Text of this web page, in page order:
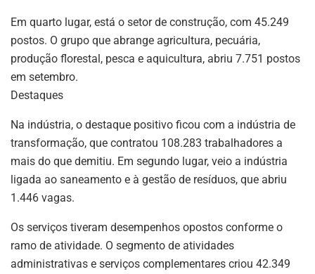
Em quarto lugar, está o setor de construção, com 45.249
postos. O grupo que abrange agricultura, pecuária,
produção florestal, pesca e aquicultura, abriu 7.751 postos
em setembro.
Destaques
Na indústria, o destaque positivo ficou com a indústria de
transformação, que contratou 108.283 trabalhadores a
mais do que demitiu. Em segundo lugar, veio a indústria
ligada ao saneamento e à gestão de resíduos, que abriu
1.446 vagas.
Os serviços tiveram desempenhos opostos conforme o
ramo de atividade. O segmento de atividades
administrativas e serviços complementares criou 42.349